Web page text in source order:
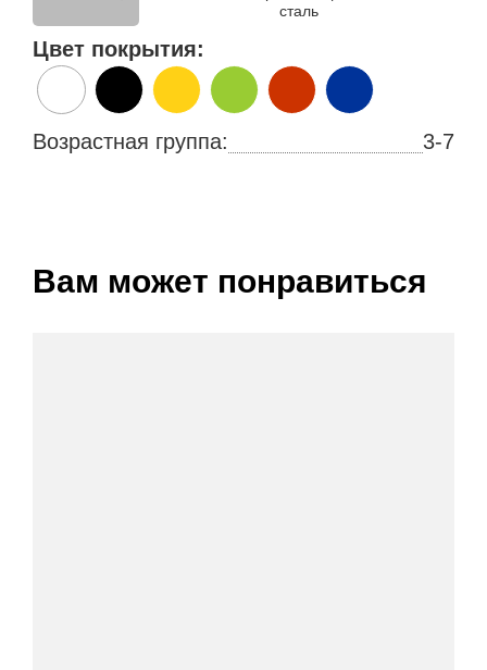
сталь
Цвет покрытия:
Возрастная группа: 3-7
Вам может понравиться